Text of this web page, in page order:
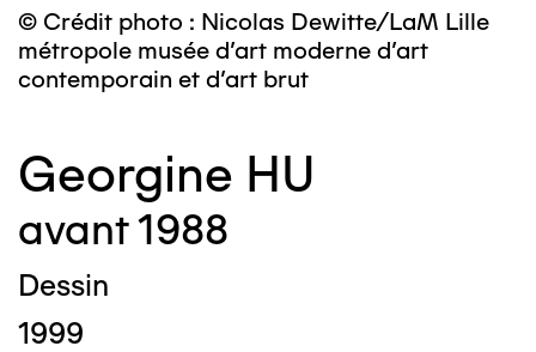
© Crédit photo : Nicolas Dewitte/LaM Lille
métropole musée d’art moderne d’art
contemporain et d’art brut
Georgine HU
avant 1988
Dessin
1999